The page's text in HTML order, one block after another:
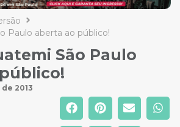
Paulo aberta ao público!
São Paulo
2013